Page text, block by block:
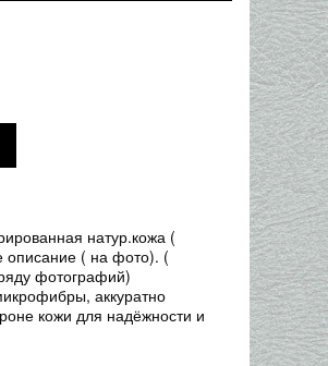
натур.кожа (
описание ( на фото). (
фотографий)
аккуратно
кожи для надёжности и